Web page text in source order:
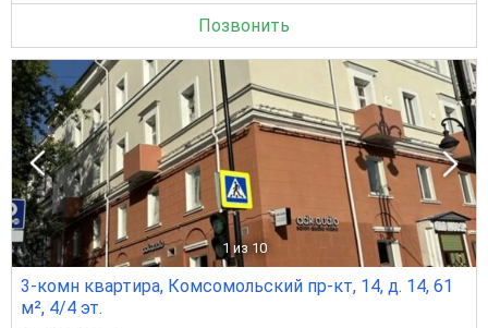
Позвонить
1 из 10
3-комн квартира, Комсомольский пр-кт, 14, д. 14, 61
м², 4/4 эт.